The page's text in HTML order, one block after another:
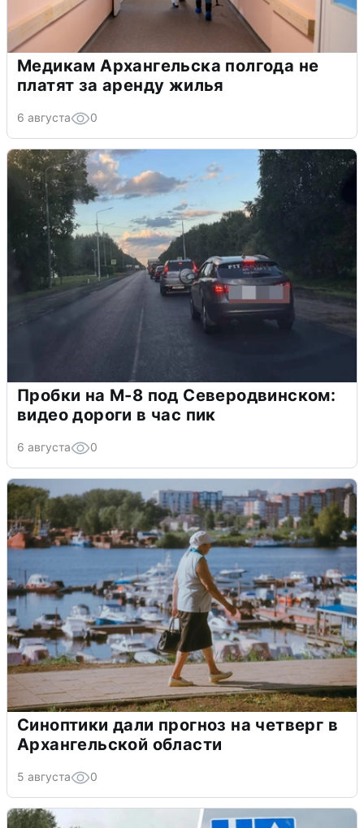
Медикам Архангельска полгода не
платят за аренду жилья
6 августа 0
Пробки на М-8 под Северодвинском:
видео дороги в час пик
6 августа 0
Синоптики дали прогноз на четверг в
Архангельской области
5 августа 0